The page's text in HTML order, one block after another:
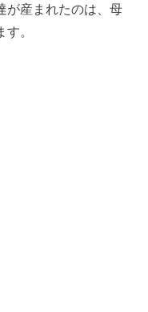
が産まれたのは、母
。